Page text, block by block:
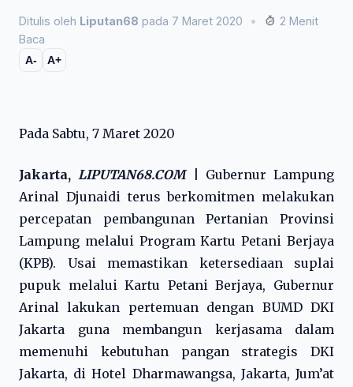
Ditulis oleh Liputan68 pada 7 Maret 2020 •
2 Menit
Baca
A- A+
Pada Sabtu, 7 Maret 2020
Jakarta,LIPUTAN68.COM|
Gubernur Lampung
Arinal Djunaidi terus berkomitmen melakukan
percepatan pembangunan Pertanian Provinsi
Lampung melalui Program Kartu Petani Berjaya
(KPB). Usai memastikan ketersediaan suplai
pupuk melalui Kartu Petani Berjaya, Gubernur
Arinal lakukan pertemuan dengan BUMD DKI
Jakarta guna membangun kerjasama dalam
memenuhi kebutuhan pangan strategis DKI
Jakarta, di Hotel Dharmawangsa, Jakarta, Jum’at